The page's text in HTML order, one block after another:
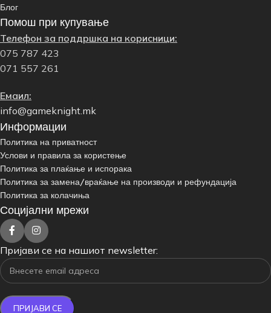
Блог
Помош при купување
Телефон за поддршка на корисници:
075 787 423
071 557 261
Емаил:
info@gameknight.mk
Информации
Политика на приватност
Услови и правила за користење
Политика за плаќање и испорака
Политика за замена/враќање на производи и рефундација
Политика за колачиња
Социјални мрежи
Пријави се на нашиот newsletter: